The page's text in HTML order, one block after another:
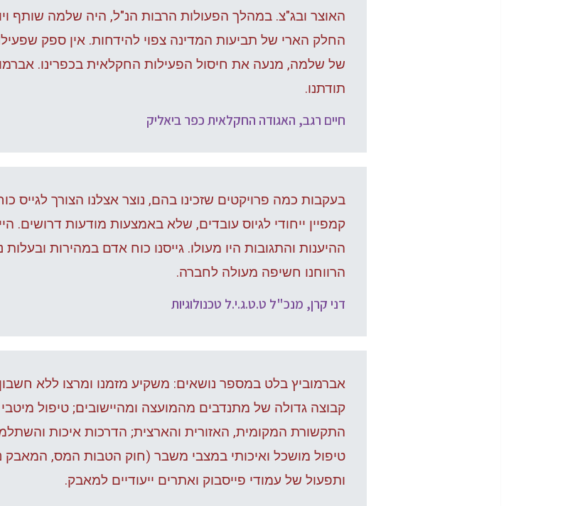
האוצר ובג"צ. במהלך הפעולות הרבות הנ"ל, היה שלמה שותף
החלק הארי של תביעות המדינה צפוי להידחות. אין ספק
של שלמה, מנעה את חיסול הפעילות החקלאית בכפרינו.
תודתנו.
חיים רגב, האגודה החקלאית כפר ביאליק
בעקבות כמה פרויקטים שזכינו בהם, נוצר אצלנו הצורך לגייס
קמפיין ייחודי לגיוס עובדים, שלא באמצעות מודעות דרושים.
ההיענות והתגובות היו מעולו. גייסנו כוח אדם במהירות
הרווחנו חשיפה מעולה לחברה.
דני קרן, מנכ"ל ט.ט.ג.י.ל טכנולוגיות
אברמוביץ בלט במספר נושאים: משקיע מזמנו ומרצו ללא
קבוצה גדולה של מתנדבים מהמועצה ומהיישובים; טיפול
התקשורת המקומית, האזורית והארצית; הדרכות איכות
טיפול מושכל ואיכותי במצבי משבר (חוק הטבות המס, המאבק
ותפעול של עמודי פייסבוק ואתרים ייעודיים למאבק.